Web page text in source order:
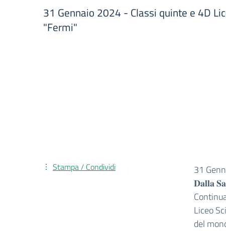
31 Gennaio 2024 - Classi quinte e 4D
"Fermi"
31
𝐃𝐚𝐥𝐥𝐚
Liceo
del
Stampa / Condividi